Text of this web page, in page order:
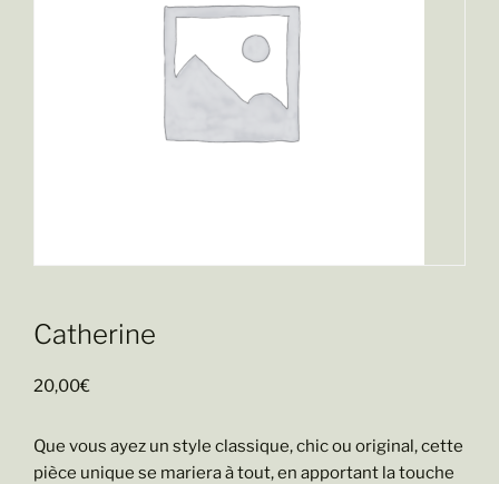
Catherine
20,00€
Que vous ayez un style classique, chic ou original, cette
pièce unique se mariera à tout, en apportant la touche